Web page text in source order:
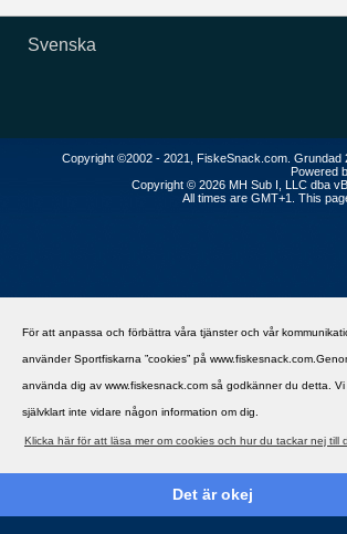
För att anpassa och förbättra våra tjänster och vår
använder Sportfiskarna ”cookies” på
använda dig av www.fiskesnack.com så godkänner du detta. Vi
självklart inte vidare någon information om dig.
Klicka här för att läsa mer om cookies och hur du tackar nej till
Det är okej
Svenska
Copyright ©2002 - 2021, FiskeSnack.com. Grundad
Powered
Copyright © 2026 MH Sub I, LLC dba
All times are GMT+1. This